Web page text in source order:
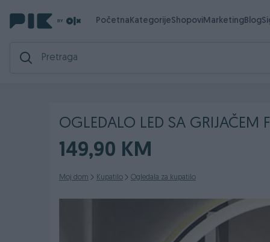
PočetnaKategorijeShopoviMarketingBlog
OGLEDALO LED SA GRIJAČEM
149,90 KM
Moj dom Kupatilo Ogledala za kupatilo